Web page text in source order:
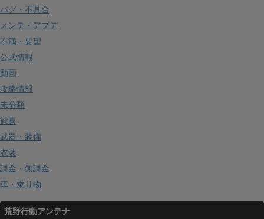
バグ・不具合
メンテ・アプデ
不満・要望
公式情報
動画
攻略情報
未分類
歓喜
武器・装備
衣装
課金・無課金
車・乗り物
荒野行動アンテナ